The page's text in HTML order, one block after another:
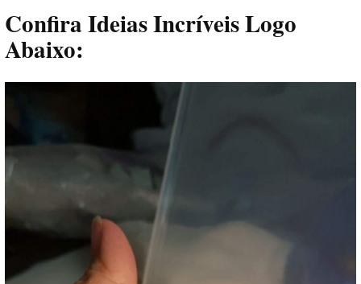
Confira Ideias Incríveis Logo
Abaixo: